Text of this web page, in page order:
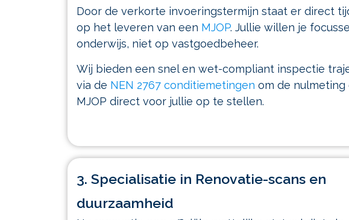
Door de verkorte invoeringstermijn staat er direct
op het leveren van een MJOP. Jullie willen je
onderwijs, niet op vastgoedbeheer.
Wij bieden een snel en wet-compliant inspectie
via de NEN 2767 conditiemetingen om de nulmeting
MJOP direct voor jullie op te stellen.
3. Specialisatie in Renovatie-scans en
duurzaamheid